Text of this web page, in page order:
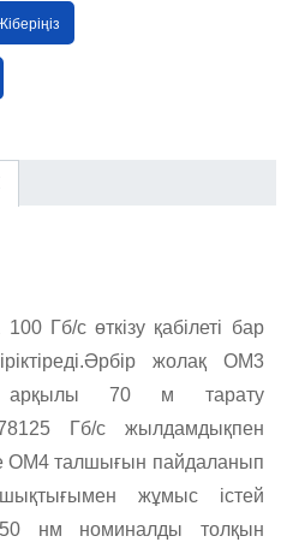
Гб/с өткізу қабілеті бар
жолақ OM3
арқылы 70 м тарату
Гб/с жылдамдықпен
OM4 талшығын пайдаланып
жұмыс істей
нм номиналды толқын